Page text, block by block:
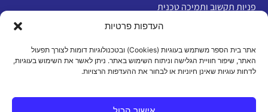
העדפות פרטיות
אתר בית הספר משתמש בעוגיות (Cookies) ובטכנולוגיות דומות לצורך תפעול
האתר, שיפור חוויית הגלישה וניתוח השימוש באתר. ניתן לאשר את השימוש בעוגיות,
לדחות עוגיות שאינן חיוניות או לבחור את ההעדפות הרצויות.
פניות תקשוב ותמיכה טכנית
מדיניות פרטיות|תנאי שימוש|הצהרת נגישות|מדיניות
עוגיות